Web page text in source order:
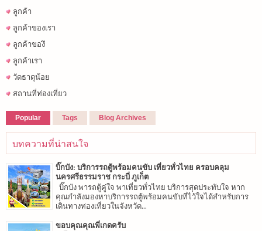
ลูกค้า
ลูกค้าของเรา
ลูกค้าของึ
ลูกค้าเรา
วัดธาตุน้อย
สถานที่ท่องเที่ยว
Popular Tags Blog Archives
บทความที่น่าสนใจ
บิ๊กบัง: บริการรถตู้พร้อมคนขับ เที่ยวทั่วไทย ครอบคลุม
นครศรีธรรมราช กระบี่ ภูเก็ต
บิ๊กบัง พารถตู้คู่ใจ พาเที่ยวทั่วไทย บริการสุดประทับใจ หาก
คุณกำลังมองหาบริการรถตู้พร้อมคนขับที่ไว้ใจได้สำหรับการ
เดินทางท่องเที่ยวในจังหวัด...
ขอบคุณคุณพี่เกดครับ